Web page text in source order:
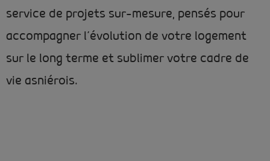
service de projets sur-mesure, pensés pour
accompagner l’évolution de votre logement
sur le long terme et sublimer votre cadre de
vie asniérois.